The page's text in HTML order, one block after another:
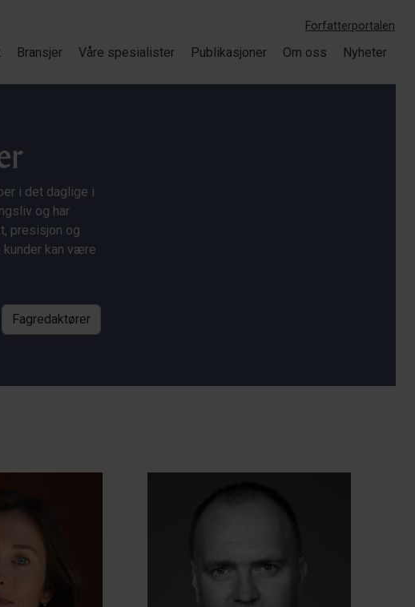
Forfatterportalen
Bransjer Våre spesialister Publikasjoner Om oss Nyheter
i det daglige i
og har
presisjon og
kan være